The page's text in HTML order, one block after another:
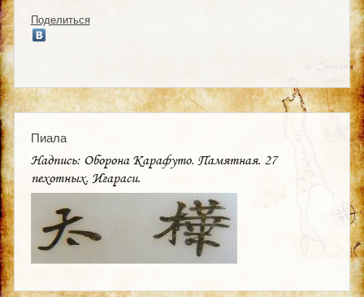
Поделиться
Пиала
Надпись: ОборонаКарафуто. Памятная. 27
пехотных, Игараси.